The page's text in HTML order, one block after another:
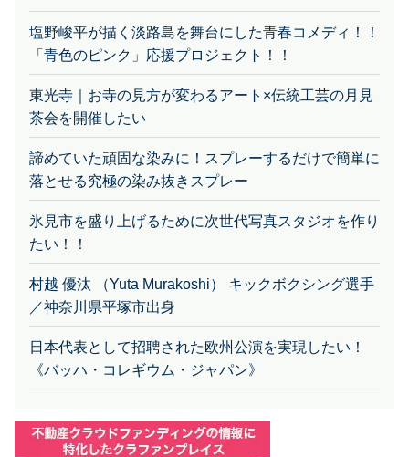
塩野峻平が描く淡路島を舞台にした青春コメディ！！
「青色のピンク」応援プロジェクト！！
東光寺｜お寺の見方が変わるアート×伝統工芸の月見
茶会を開催したい
諦めていた頑固な染みに！スプレーするだけで簡単に
落とせる究極の染み抜きスプレー
氷見市を盛り上げるために次世代写真スタジオを作り
たい！！
村越 優汰 （Yuta Murakoshi） キックボクシング選手
／神奈川県平塚市出身
日本代表として招聘された欧州公演を実現したい！
《バッハ・コレギウム・ジャパン》